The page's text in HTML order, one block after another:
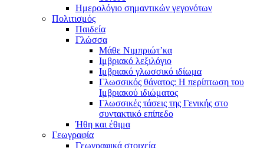
Ημερολόγιο σημαντικών γεγονότων
Πολιτισμός
Παιδεία
Γλώσσα
Μάθε Νιμπριώτ’κα
Ιμβριακό λεξιλόγιο
Ιμβριακό γλωσσικό ιδίωμα
Γλωσσικός θάνατος: Η περίπτωση του
Ιμβριακού ιδιώματος
Γλωσσικές τάσεις της Γενικής στο
συντακτικό επίπεδο
Ήθη και έθιμα
Γεωγραφία
Γεωγραφικά στοιχεία